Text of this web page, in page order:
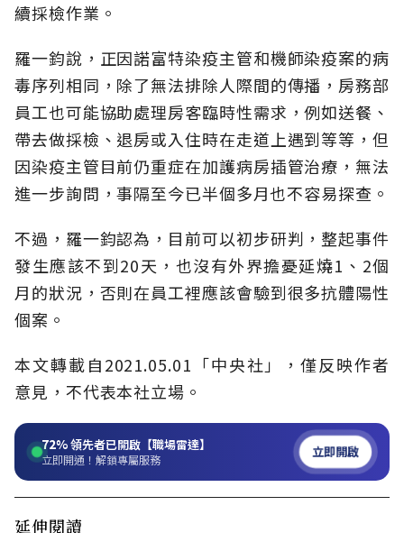
續採檢作業。
羅一鈞說，正因諾富特染疫主管和機師染疫案的病
毒序列相同，除了無法排除人際間的傳播，房務部
員工也可能協助處理房客臨時性需求，例如送餐、
帶去做採檢、退房或入住時在走道上遇到等等，但
因染疫主管目前仍重症在加護病房插管治療，無法
進一步詢問，事隔至今已半個多月也不容易探查。
不過，羅一鈞認為，目前可以初步研判，整起事件
發生應該不到20天，也沒有外界擔憂延燒1、2個
月的狀況，否則在員工裡應該會驗到很多抗體陽性
個案。
本文轉載自2021.05.01 「中央社」
，僅反映作者
意見，不代表本社立場。
72%領先者已開啟【職場雷達】
立即開通！解鎖專屬服務 立即開啟
延伸閱讀